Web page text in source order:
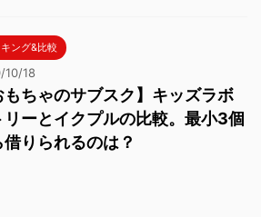
ング&比較
10/18
もちゃのサブスク】キッズラボ
リーとイクプルの比較。最小3個
借りられるのは？